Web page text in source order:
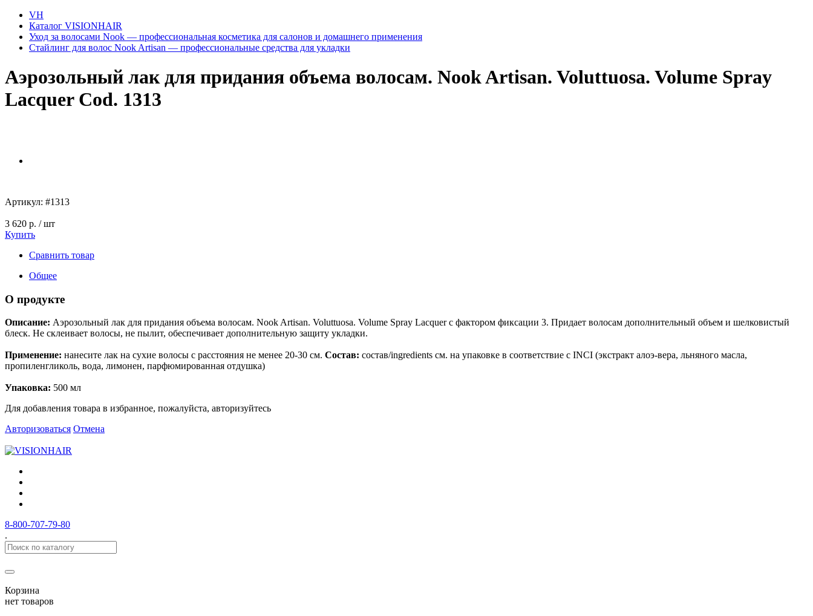
VH
Каталог VISIONHAIR
Уход за волосами Nook — профессиональная косметика для салонов и домашнего применения
Стайлинг для волос Nook Artisan — профессиональные средства для укладки
Аэрозольный лак для придания объема волосам. Nook Artisan. Voluttuosa. Volume Spray
Lacquer Cod. 1313
Артикул: #1313
3 620 р. / шт
Купить
Сравнить товар
Общее
О продукте
Описание: Аэрозольный лак для придания объема волосам. Nook Artisan. Voluttuosa. Volume Spray Lacquer с фактором фиксации 3. Придает волосам дополнительный объем и шелковистый
блеск. Не склеивает волосы, не пылит, обеспечивает дополнительную защиту укладки.
Применение: нанесите лак на сухие волосы с расстояния не менее 20-30 см. Состав: состав/ingredients см. на упаковке в соответствие с INCI (экстракт алоэ-вера, льняного масла,
пропиленгликоль, вода, лимонен, парфюмированная отдушка)
Упаковка: 500 мл
Для добавления товара в избранное, пожалуйста, авторизуйтесь
Авторизоваться Отмена
8-800-707-79-80
.
Корзина
нет товаров